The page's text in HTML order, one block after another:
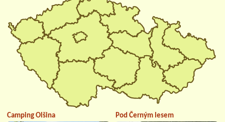
Camping Olšina Pod Černým lesem